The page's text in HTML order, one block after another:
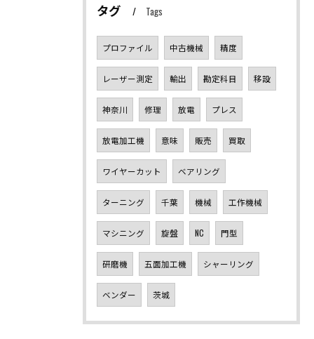
タグ Tags
プロファイル 中古機械 精度
レーザー測定 輸出 勘定科目 移設
神奈川 修理 放電 プレス
放電加工機 意味 販売 買取
ワイヤーカット ベアリング
ターニング 千葉 機械 工作機械
マシニング 旋盤 NC 門型
研磨機 五面加工機 シャーリング
ベンダー 茨城